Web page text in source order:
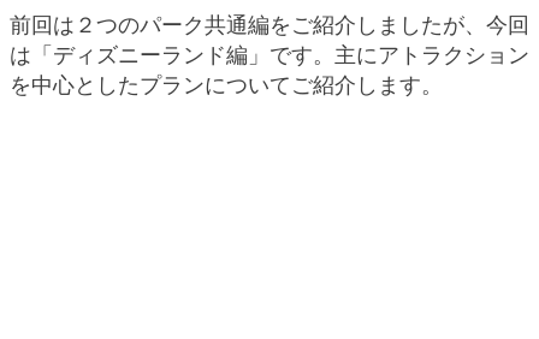
前回は２つのパーク共通編をご紹介しましたが、今回
は「ディズニーランド編」です。主にアトラクション
を中心としたプランについてご紹介します。